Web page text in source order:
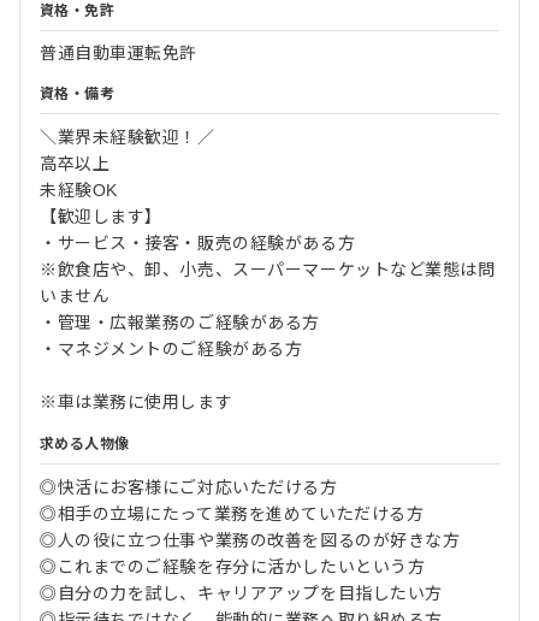
資格・免許
普通自動車運転免許
資格・備考
＼業界未経験歓迎！／
高卒以上
未経験OK
【歓迎します】
・サービス・接客・販売の経験がある方
※飲食店や、卸、小売、スーパーマーケットなど業態は問
いません
・管理・広報業務のご経験がある方
・マネジメントのご経験がある方
※車は業務に使用します
求める人物像
◎快活にお客様にご対応いただける方
◎相手の立場にたって業務を進めていただける方
◎人の役に立つ仕事や業務の改善を図るのが好きな方
◎これまでのご経験を存分に活かしたいという方
◎自分の力を試し、キャリアアップを目指したい方